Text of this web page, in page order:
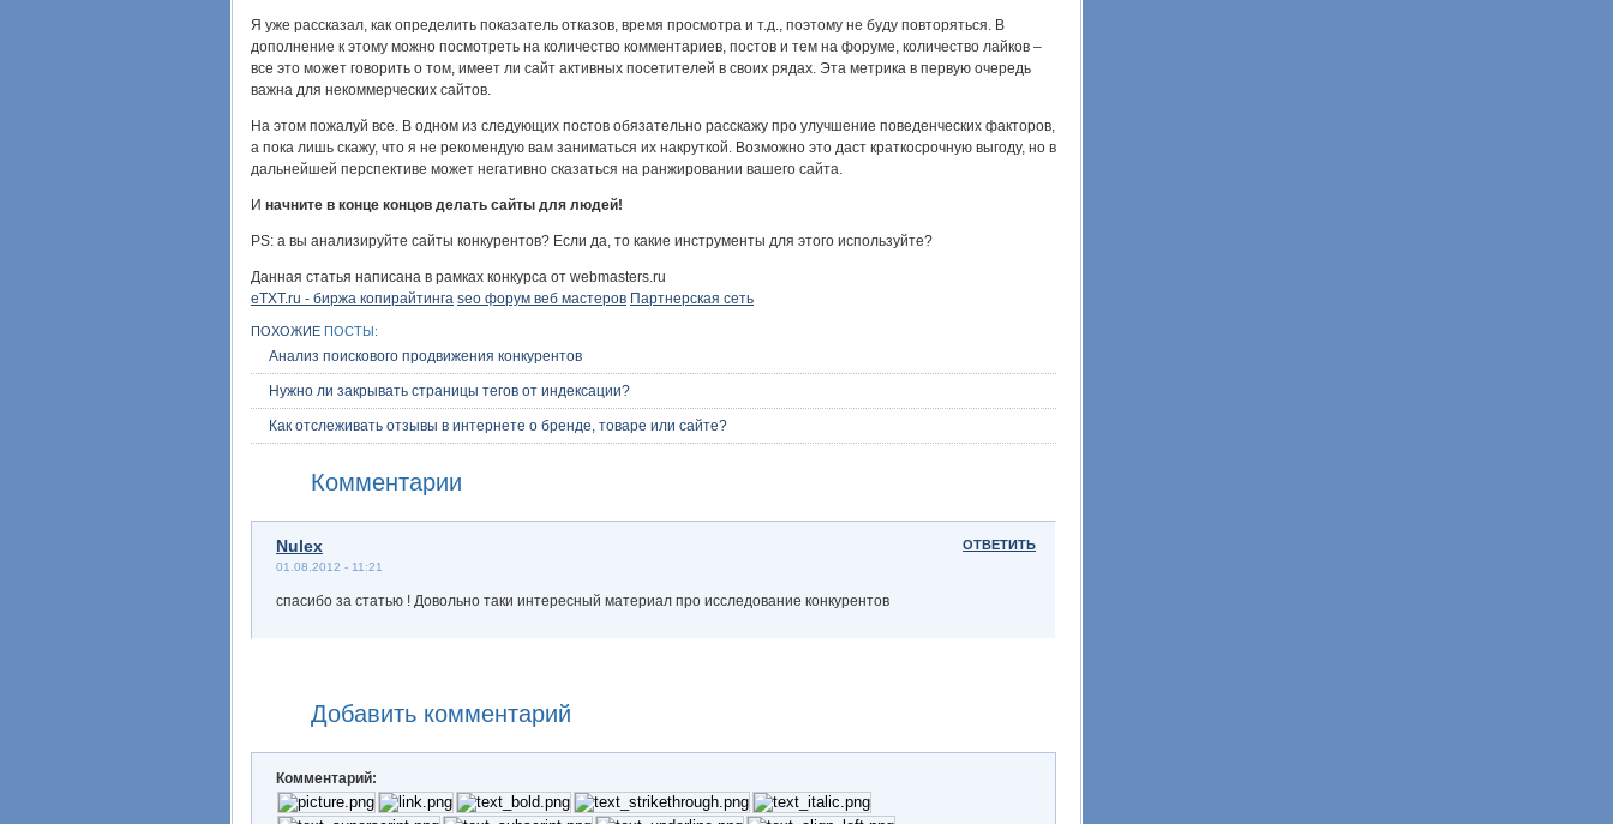
Я уже рассказал, как определить показатель отказов, время просмотра и т.д., поэтому не буду повторяться. В
дополнение к этому можно посмотреть на количество комментариев, постов и тем на форуме, количество лайков –
все это может говорить о том, имеет ли сайт активных посетителей в своих рядах. Эта метрика в первую очередь
важна для некоммерческих сайтов.
На этом пожалуй все. В одном из следующих постов обязательно расскажу про улучшение поведенческих факторов,
а пока лишь скажу, что я не рекомендую вам заниматься их накруткой. Возможно это даст краткосрочную выгоду, но в
дальнейшей перспективе может негативно сказаться на ранжировании вашего сайта.
И начните в конце концов делать сайты для людей!
PS: а вы анализируйте сайты конкурентов? Если да, то какие инструменты для этого используйте?
Данная статья написана в рамках конкурса от webmasters.ru
eTXT.ru - биржа копирайтинга seo форум веб мастеров Партнерская сеть
ПОХОЖИЕ ПОСТЫ:
Анализ поискового продвижения конкурентов
Нужно ли закрывать страницы тегов от индексации?
Как отслеживать отзывы в интернете о бренде, товаре или сайте?
Комментарии
ОТВЕТИТЬ
Nulex
01.08.2012 - 11:21
спасибо за статью ! Довольно таки интересный материал про исследование конкурентов
Добавить комментарий
Комментарий: